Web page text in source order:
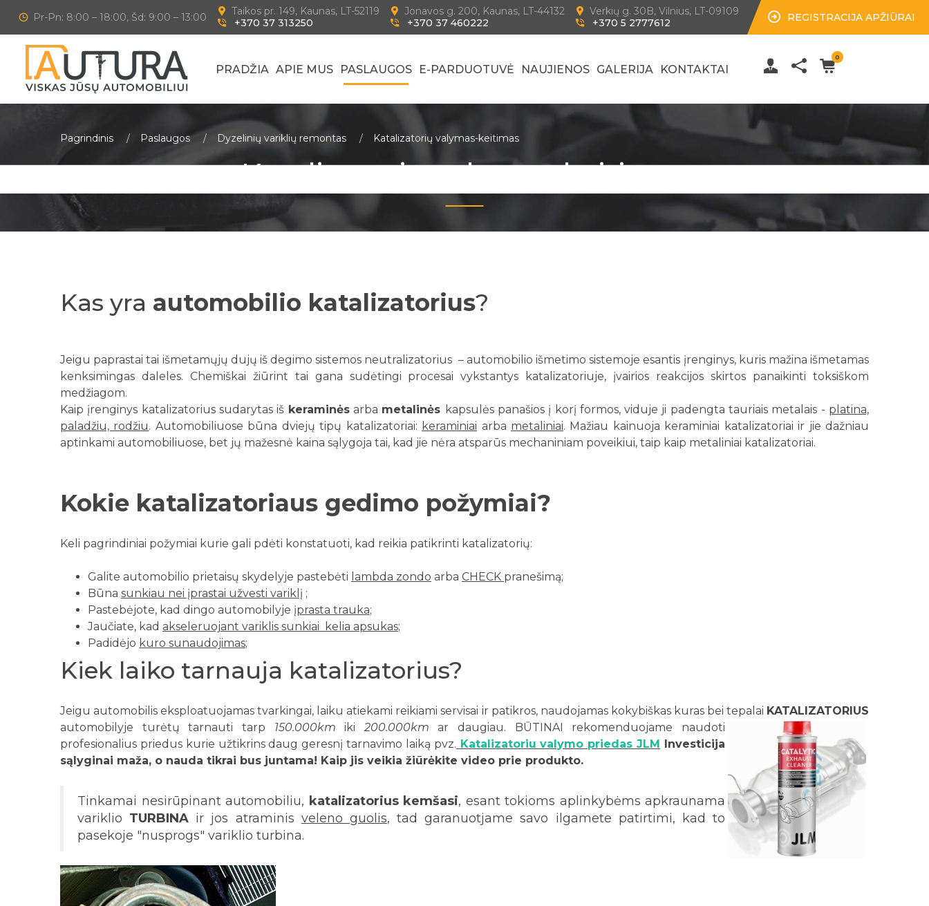
REGISTRACIJA APŽIŪRAI
Pr-Pn: 8:00 – 18:00, Šd: 9:00 – 13:00
Taikos pr. 149, Kaunas, LT-52119
+370 37 313250
Jonavos g. 200, Kaunas, LT-44132
+370 37 460222
Verkių g. 30B, Vilnius, LT-09109
+370 5 2777612
PRADŽIA APIE MUS PASLAUGOS E-PARDUOTUVĖ NAUJIENOS GALERIJA KONTAKTAI
0
Pagrindinis Paslaugos Dyzelinių variklių remontas Katalizatorių valymas-keitimas
Katalizatorių valymas-keitimas
Kas yra automobilio katalizatorius?
Jeigu paprastai tai išmetamųjų dujų iš degimo sistemos neutralizatorius – automobilio išmetimo sistemoje esantis įrenginys, kuris mažina išmetamas
kenksimingas daleles. Chemiškai žiūrint tai gana sudėtingi procesai vykstantys katalizatoriuje, įvairios reakcijos skirtos panaikinti toksiškom
medžiagom.
Kaip įrenginys katalizatorius sudarytas iš keraminėsarba metalinės kapsulės panašios į korį formos, viduje ji padengta tauriais metalais - platina,
paladžiu, rodžiu. Automobiliuose būna dviejų tipų katalizatoriai: keraminiai arba metaliniai. Mažiau kainuoja keraminiai katalizatoriai ir jie dažniau
aptinkami automobiliuose, bet jų mažesnė kaina sąlygoja tai, kad jie nėra atsparūs mechaniniam poveikiui, taip kaip metaliniai katalizatoriai.
Kokie katalizatoriaus gedimo požymiai?
Keli pagrindiniai požymiai kurie gali pdėti konstatuoti, kad reikia patikrinti katalizatorių:
Galite automobilio prietaisų skydelyje pastebėti lambda zondo arba CHECK pranešimą;
Būna sunkiau nei įprastai užvesti variklį ;
Pastebėjote, kad dingo automobilyje įprasta trauka;
Jaučiate, kad akseleruojant variklis sunkiai kelia apsukas;
Padidėjo kuro sunaudojimas;
Kiek laiko tarnauja katalizatorius?
Jeigu automobilis eksploatuojamas tvarkingai, laiku atiekami reikiami servisai ir patikros, naudojamas kokybiškas kuras bei tepalai KATALIZATORIUS
automobilyje turėtų tarnauti tarp 150.000km iki 200.000km ar daugiau. BŪTINAI rekomenduojame naudoti
profesionalius priedus kurie užtikrins daug geresnį tarnavimo laiką pvz. Katalizatoriu valymo priedas JLM Investicija
sąlyginai maža, o nauda tikrai bus juntama! Kaip jis veikia žiūrėkite video prie produkto.
Tinkamai nesirūpinant automobiliu, katalizatorius kemšasi, esant tokioms aplinkybėms apkraunama
variklio TURBINA ir jos atraminis veleno guolis, tad garanuotjame savo ilgamete patirtimi, kad to
pasekoje "nusprogs" variklio turbina.